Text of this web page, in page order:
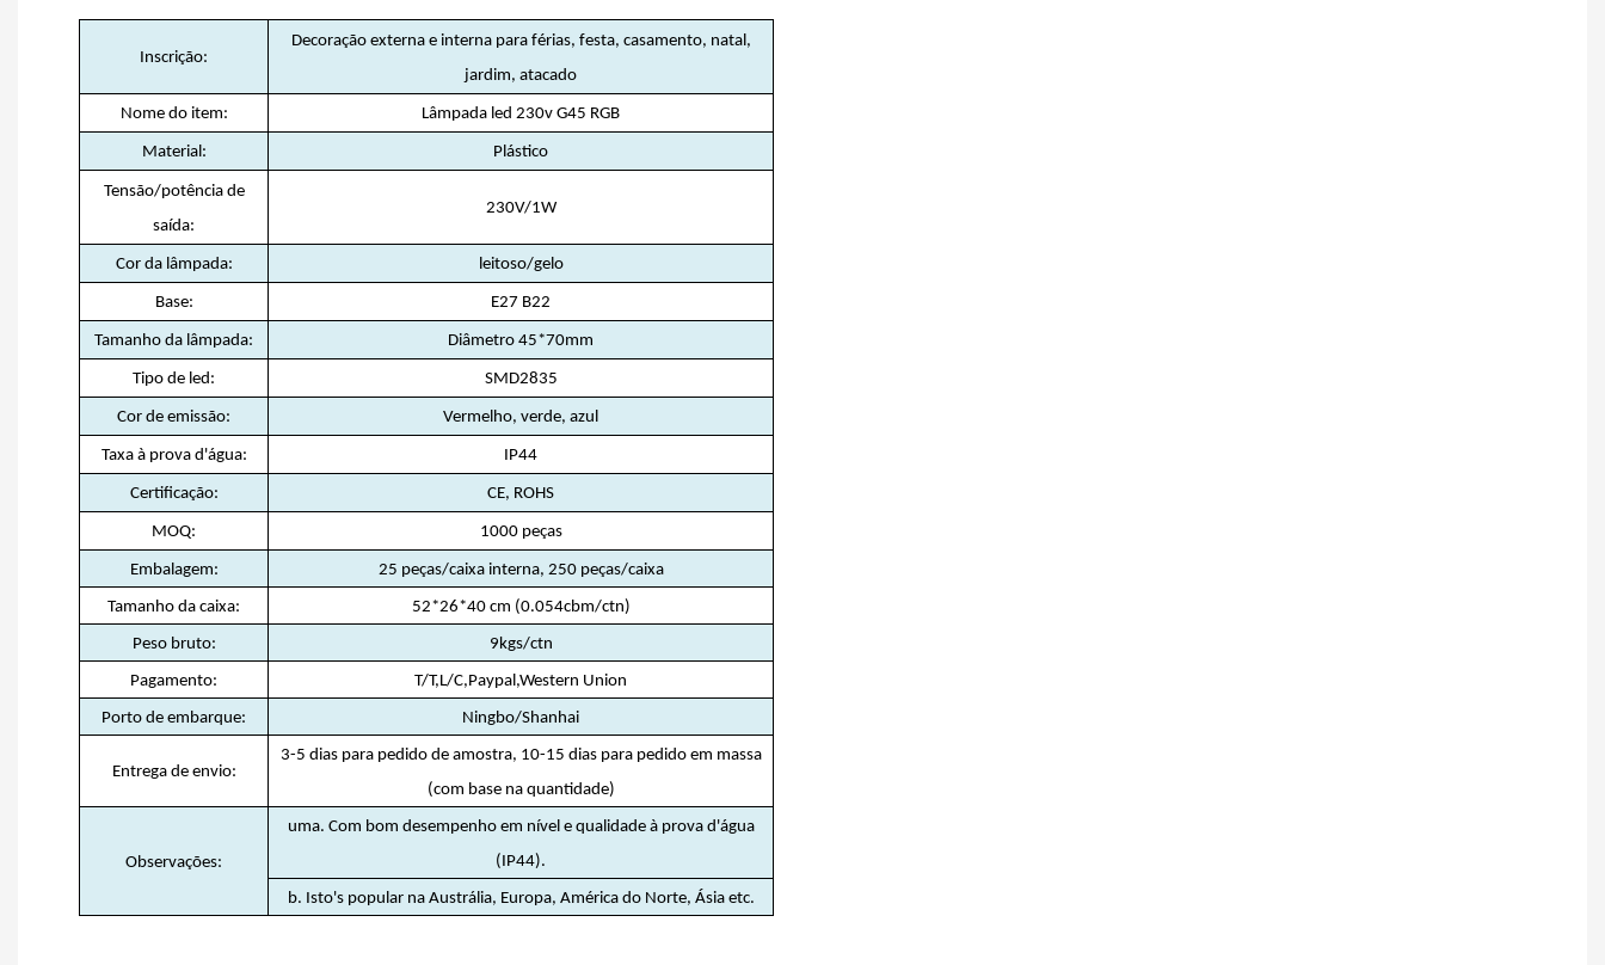
Inscrição:
Decoração externa e interna para férias, festa, casamento, natal,
jardim, atacado
Nome do item: Lâmpada led 230v G45 RGB
Material: Plástico
Tensão/potência de
saída:
230V/1W
Cor da lâmpada: leitoso/gelo
Base: E27 B22
Tamanho da lâmpada: Diâmetro 45*70mm
Tipo de led: SMD2835
Cor de emissão: Vermelho, verde, azul
Taxa à prova d'água: IP44
Certificação: CE, ROHS
MOQ: 1000 peças
Embalagem: 25 peças/caixa interna, 250 peças/caixa
Tamanho da caixa: 52*26*40 cm (0.054cbm/ctn)
Peso bruto: 9kgs/ctn
Pagamento: T/T,L/C,Paypal,Western Union
Porto de embarque: Ningbo/Shanhai
Entrega de envio:
3-5 dias para pedido de amostra, 10-15 dias para pedido em massa
(com base na quantidade)
Observações:
uma. Com bom desempenho em nível e qualidade à prova d'água
(IP44).
b. Isto's popular na Austrália, Europa, América do Norte, Ásia etc.